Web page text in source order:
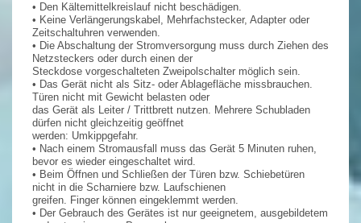
• Den Kältemittelkreislauf nicht beschädigen.
• Keine Verlängerungskabel, Mehrfachstecker, Adapter oder
Zeitschaltuhren verwenden.
• Die Abschaltung der Stromversorgung muss durch Ziehen des
Netzsteckers oder durch einen der
Steckdose vorgeschalteten Zweipolschalter möglich sein.
• Das Gerät nicht als Sitz- oder Ablagefläche missbrauchen.
Türen nicht mit Gewicht belasten oder
das Gerät als Leiter / Trittbrett nutzen. Mehrere Schubladen
dürfen nicht gleichzeitig geöffnet
werden: Umkippgefahr.
• Nach einem Stromausfall muss das Gerät 5 Minuten ruhen,
bevor es wieder eingeschaltet wird.
• Beim Öffnen und Schließen der Türen bzw. Schiebetüren
nicht in die Scharniere bzw. Laufschienen
greifen. Finger können eingeklemmt werden.
• Der Gebrauch des Gerätes ist nur geeignetem, ausgebildetem